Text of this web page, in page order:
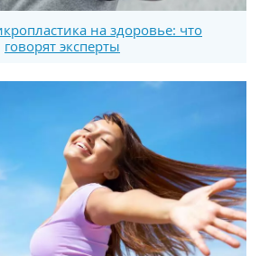
на здоровье: что
говорят эксперты